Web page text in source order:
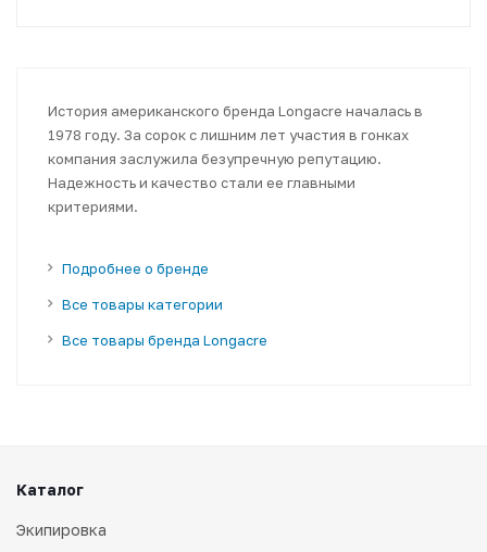
История американского бренда Longacre началась в
1978 году. За сорок с лишним лет участия в гонках
компания заслужила безупречную репутацию.
Надежность и качество стали ее главными
критериями.
Подробнее о бренде
Все товары категории
Все товары бренда Longacre
Каталог
Экипировка